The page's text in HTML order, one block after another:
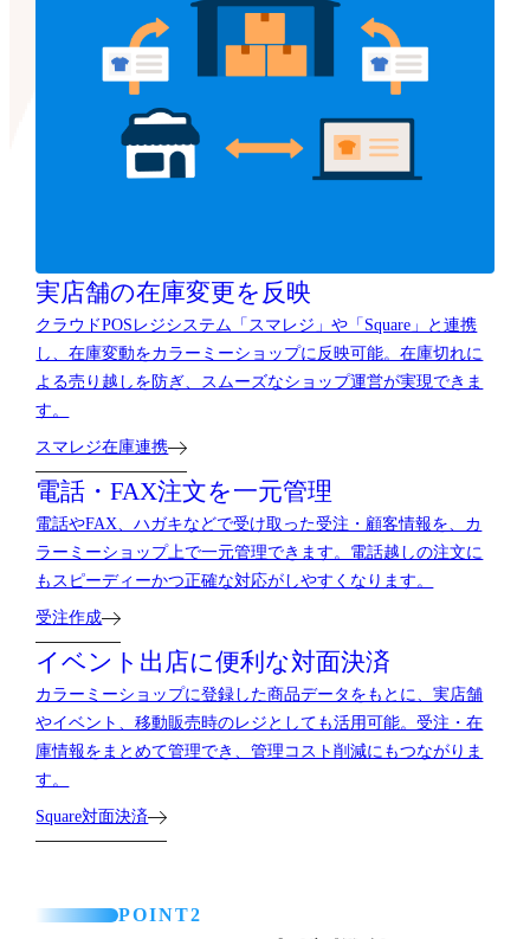
実店舗の在庫変更を反映
クラウドPOSレジシステム「スマレジ」や「Square」と連携
し、在庫変動をカラーミーショップに反映可能。在庫切れに
よる売り越しを防ぎ、スムーズなショップ運営が実現できま
す。
スマレジ在庫連携
電話・FAX注文を一元管理
電話やFAX、ハガキなどで受け取った受注・顧客情報を、カ
ラーミーショップ上で一元管理できます。電話越しの注文に
もスピーディーかつ正確な対応がしやすくなります。
受注作成
イベント出店に便利な対面決済
カラーミーショップに登録した商品データをもとに、実店舗
やイベント、移動販売時のレジとしても活用可能。受注・在
庫情報をまとめて管理でき、管理コスト削減にもつながりま
す。
Square対面決済
POINT2